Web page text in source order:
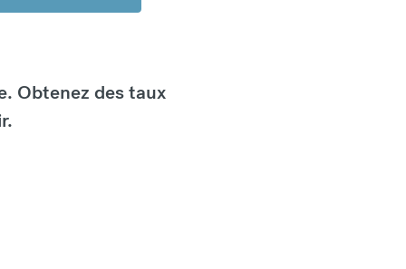
Obtenez des taux